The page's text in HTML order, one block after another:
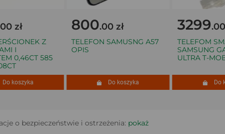
zł
Z
I
0,46CT 585
koszyka
800.00 zł
TELEFON SAMUSNG A57
OPIS
Do koszyka
3299.00
TELEFOM
SAMSUNG
ULTRA T-
Do
o bezpieczeństwie i ostrzeżenia: pokaż